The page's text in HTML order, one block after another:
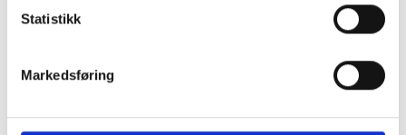
Statistikk
Markedsføring